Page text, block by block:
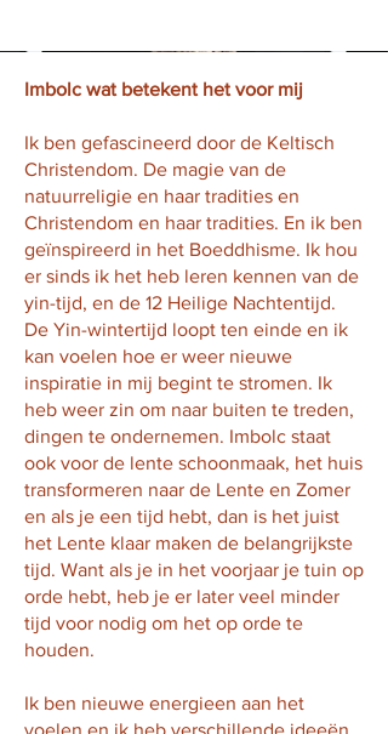
Imbolc wat betekent het voor mij
Ik ben gefascineerd door de Keltisch
Christendom. De magie van de
natuurreligie en haar tradities en
Christendom en haar tradities. En ik ben
geïnspireerd in het Boeddhisme. Ik hou
er sinds ik het heb leren kennen van de
yin-tijd, en de 12 Heilige Nachtentijd.
De Yin-wintertijd loopt ten einde en ik
kan voelen hoe er weer nieuwe
inspiratie in mij begint te stromen. Ik
heb weer zin om naar buiten te treden,
dingen te ondernemen. Imbolc staat
ook voor de lente schoonmaak, het huis
transformeren naar de Lente en Zomer
en als je een tijd hebt, dan is het juist
het Lente klaar maken de belangrijkste
tijd. Want als je in het voorjaar je tuin op
orde hebt, heb je er later veel minder
tijd voor nodig om het op orde te
houden.
Ik ben nieuwe energieen aan het
voelen en ik heb verschillende ideeën